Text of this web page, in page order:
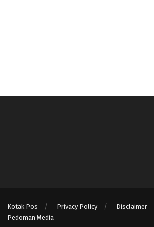
Kotak Pos Privacy Policy
Disclaimer
Pedoman Media